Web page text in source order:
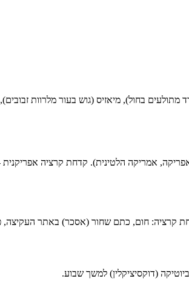
מתולעים בחול), מיאזיס (גוש בעור מלרוות
אמריקה הלטינית). קדחת קרציה
קרציה: חום, כתם שחור (אסכר) באתר העקיצה,
(דוקסיציקלין) למשך שבוע.